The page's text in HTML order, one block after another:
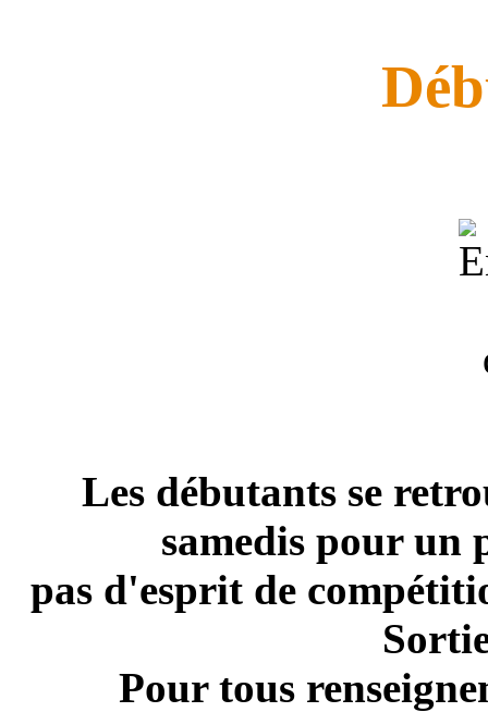
Les débutants se
samedis pour un
pas d'esprit de
Pour tous